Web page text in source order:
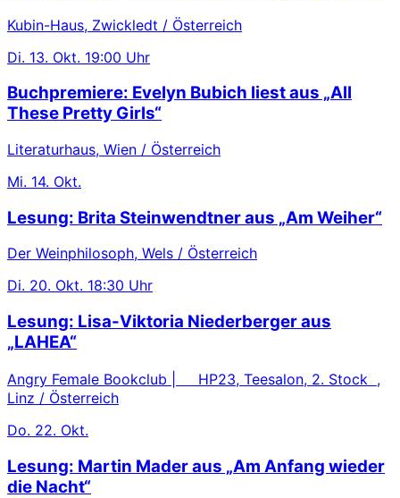
Kubin-Haus, Zwickledt / Österreich
Di. 13. Okt. 19:00 Uhr
Buchpremiere: Evelyn Bubich liest aus „All
These Pretty Girls“
Literaturhaus, Wien / Österreich
Mi. 14. Okt.
Lesung: Brita Steinwendtner aus „Am Weiher“
Der Weinphilosoph, Wels / Österreich
Di. 20. Okt. 18:30 Uhr
Lesung: Lisa-Viktoria Niederberger aus
„LAHEA“
Angry Female Bookclub | HP23, Teesalon, 2. Stock ,
Linz / Österreich
Do. 22. Okt.
Lesung: Martin Mader aus „Am Anfang wieder
die Nacht“